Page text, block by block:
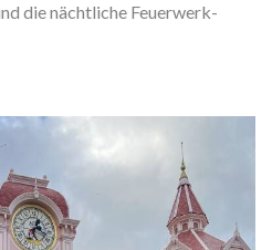
die nächtliche Feuerwerk-